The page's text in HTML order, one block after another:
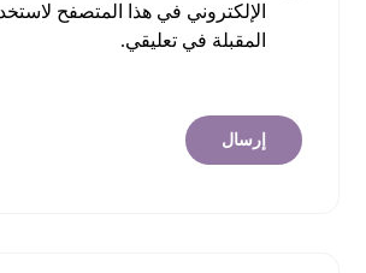
الإلكتروني في هذا المتصفح
المقبلة في تعليقي.